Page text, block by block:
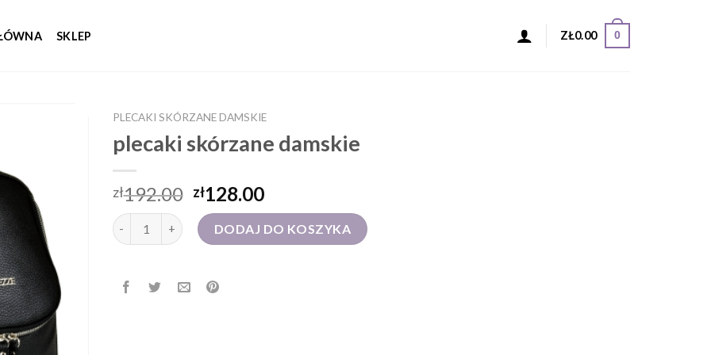
SKLEP ZŁ0.00 0
PLECAKI SKÓRZANE DAMSKIE
plecaki skórzane damskie
zł192.00 zł128.00
ilość plecaki skórzane damskieDODAJ DO KOSZYKA